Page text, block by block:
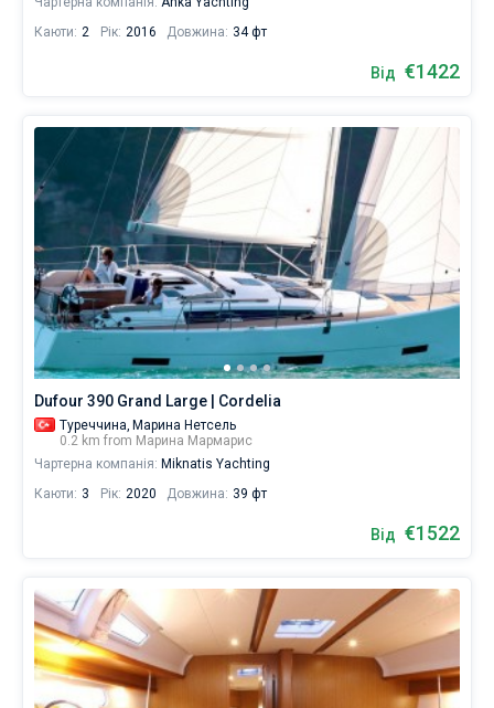
Каюти: 2 Рік: 2016 Довжина: 34 фт
Від €1422
Dufour 390 Grand Large | Cordelia
Туреччина, Марина Нетсель
0.2 km from Марина Мармарис
Чартерна компанія: Miknatis Yachting
Каюти: 3 Рік: 2020 Довжина: 39 фт
Від €1522